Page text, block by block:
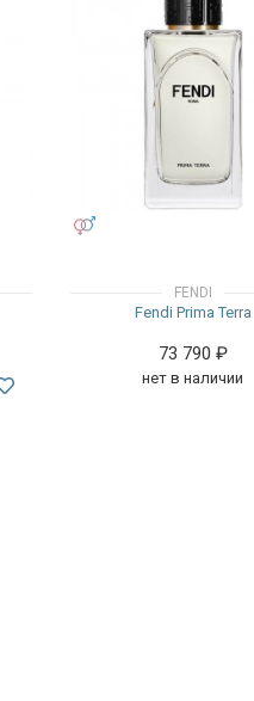
FENDI
Fendi Prima Terra
73 790 ₽
нет в наличии